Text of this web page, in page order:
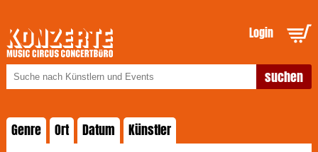
Login
Genre Ort Datum Künstler